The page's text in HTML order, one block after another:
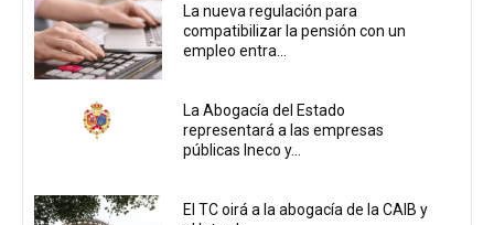
La nueva regulación para
compatibilizar la pensión con un
empleo entra...
La Abogacía del Estado
representará a las empresas
públicas Ineco y...
El TC oirá a la abogacía de la CAIB y